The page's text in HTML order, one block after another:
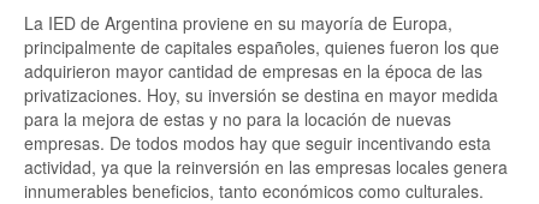
La IED de Argentina proviene en su mayoría de Europa,
principalmente de capitales españoles, quienes fueron los que
adquirieron mayor cantidad de empresas en la época de las
privatizaciones. Hoy, su inversión se destina en mayor medida
para la mejora de estas y no para la locación de nuevas
empresas. De todos modos hay que seguir incentivando esta
actividad, ya que la reinversión en las empresas locales genera
innumerables beneficios, tanto económicos como culturales.